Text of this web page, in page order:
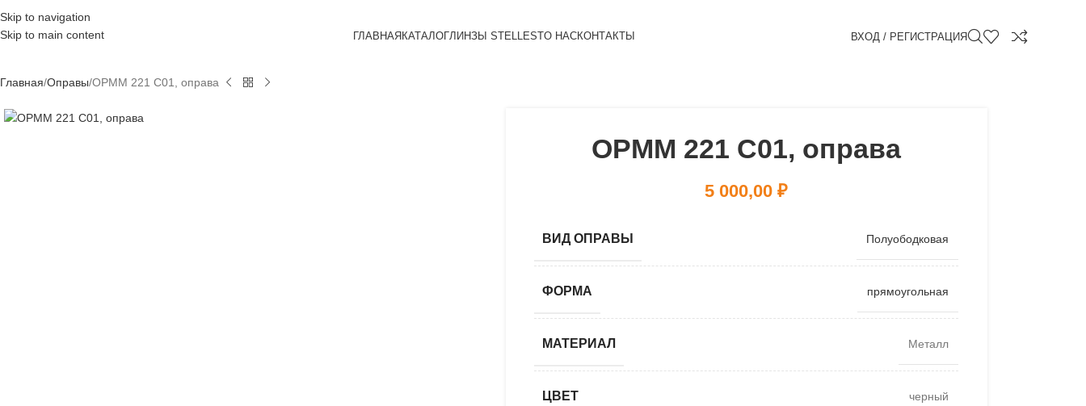
Skip to navigation
Skip to main content
ГЛАВНАЯ КАТАЛОГЛИНЗЫ STELLESTО НАСКОНТАКТЫ ВХОД / РЕГИСТРАЦИЯ
Главная Оправы OPMM 221 C01, оправа
OPMM 221 C01, оправа
5 000,00₽
ВИД ОПРАВЫ Полуободковая
ФОРМА прямоугольная
МАТЕРИАЛ Металл
ЦВЕТ черный